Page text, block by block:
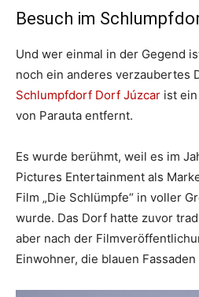
Besuch im
Und wer einmal in der Gegend
noch ein anderes verzaubertes
Schlumpfdorf Dorf Júzcar ist
von Parauta entfernt.
Es wurde berühmt, weil es im
Pictures Entertainment als
Film „Die Schlümpfe“ in voller
wurde. Das Dorf hatte zuvor
aber nach der
Einwohner, die blauen